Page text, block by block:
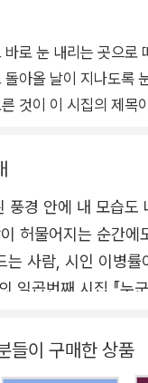
재삼문학상, 마종기문
로 눈 내리는 곳으로
아올 날이 지나도록
것이 이 시집의 제목
갖고 춤을 추는 사람
병(病)은 후자에 속
풍경 안에 내 모습도
는 사람, 시인 이병률
빛과 하늘빛이 절묘
소라색 바탕이 겹쳐
들이 구매한 상품